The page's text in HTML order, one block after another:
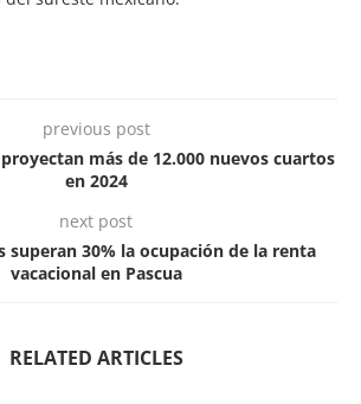
previous post
más de 12.000 nuevos cuartos
en 2024
next post
superan 30% la ocupación de la renta
vacacional en Pascua
RELATED ARTICLES